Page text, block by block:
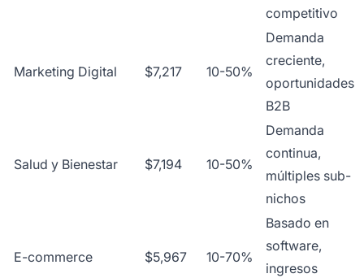
competitivo
Marketing Digital $7,217 10-50%
Demanda
creciente,
oportunidades
B2B
Salud y Bienestar $7,194 10-50%
Demanda
continua,
múltiples sub-
nichos
E-commerce $5,967 10-70%
Basado en
software,
ingresos